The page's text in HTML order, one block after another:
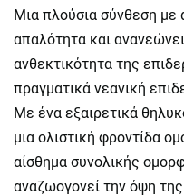
Μια πλούσια σύνθεση με
απαλότητα και
ανθεκτικότητα της
πραγματικά νεανική
Με ένα εξαιρετικά
μια ολιστική φροντίδα
αίσθημα συνολικής
αναζωογονεί την όψη